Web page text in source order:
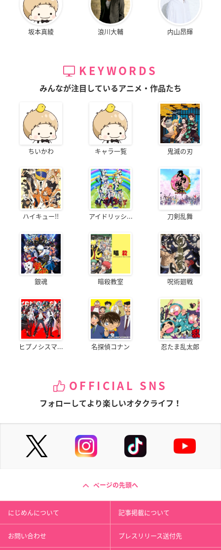
坂本真綾 浪川大輔 内山昂輝
KEYWORDS
みんなが注目しているアニメ・作品たち
ちいかわ キャラ一覧 鬼滅の刃
ハイキュー!! アイドリッシ... 刀剣乱舞
銀魂 暗殺教室 呪術廻戦
ヒプノシスマ... 名探偵コナン 忍たま乱太郎
OFFICIAL SNS
フォローしてより楽しいオタクライフ！
ページの先頭へ
にじめんについて 記事掲載について
お問い合わせ プレスリリース送付先